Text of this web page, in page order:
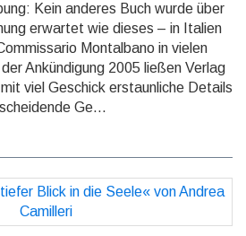
Kein anderes Buch wurde über
erwartet wie dieses – in Italien
Mon­tal­bano in vielen
Ankündi­gung 2005 ließen Verlag
viel Geschick erstaun­liche Details
Ge...